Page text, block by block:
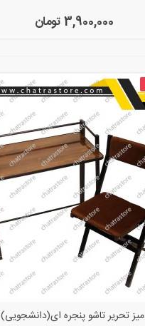
3,900,000 تومان
میز تحریر تاشو پنجره ای(دانشجویی)